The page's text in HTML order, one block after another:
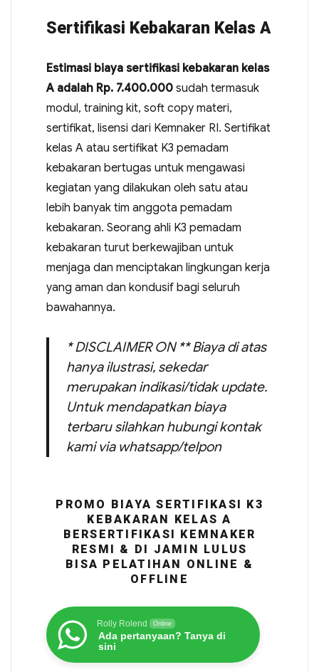
Sertifikasi Kebakaran Kelas A
Estimasi biaya sertifikasi kebakaran kelas
A adalah Rp. 7.400.000sudah termasuk
modul, training kit, soft copy materi,
sertifikat, lisensi dari Kemnaker RI. Sertifikat
kelas A atau sertifikat K3 pemadam
kebakaran bertugas untuk mengawasi
kegiatan yang dilakukan oleh satu atau
lebih banyak tim anggota pemadam
kebakaran. Seorang ahli K3 pemadam
kebakaran turut berkewajiban untuk
menjaga dan menciptakan lingkungan kerja
yang aman dan kondusif bagi seluruh
bawahannya.
* DISCLAIMER ON ** Biaya di atas
hanya ilustrasi, sekedar
merupakan indikasi/tidak update.
Untuk mendapatkan biaya
terbaru silahkan hubungi kontak
kami via whatsapp/telpon
PROMO BIAYA SERTIFIKASI K3
KEBAKARAN KELAS A
BERSERTIFIKASI KEMNAKER
RESMI & DI JAMIN LULUS
BISA PELATIHAN ONLINE &
OFFLINE
Rolly Rolend Online
Ada pertanyaan? Tanya di
sini